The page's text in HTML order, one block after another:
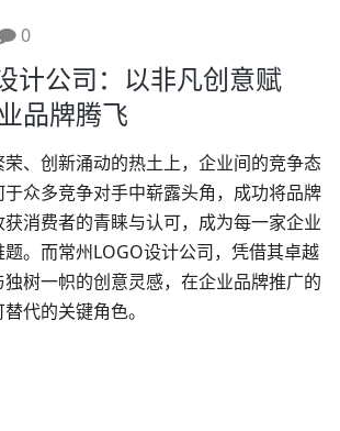
0
计公司：以非凡创意赋
品牌腾飞
、创新涌动的热土上，企业间的竞争态
众多竞争对手中崭露头角，成功将品牌
消费者的青睐与认可，成为每一家企业
题。而常州LOGO设计公司，凭借其卓越
树一帜的创意灵感，在企业品牌推广的
代的关键角色。